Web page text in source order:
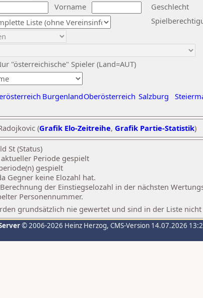
Vorname
Geschlecht
"österreichische" Spieler (Land=AUT)
BurgenlandOberösterreich Salzburg
(Grafik Elo-Zeitreihe, Grafik Partie-Statistik)
St (Status)
Periode gespielt
gespielt
Gegner keine Elozahl hat.
der Einstiegselozahl in der nächsten
Personennummer.
grundsätzlich nie gewertet und sind in der Liste
© 2006-2026 Heinz Herzog, CMS-Version 14.07.2026